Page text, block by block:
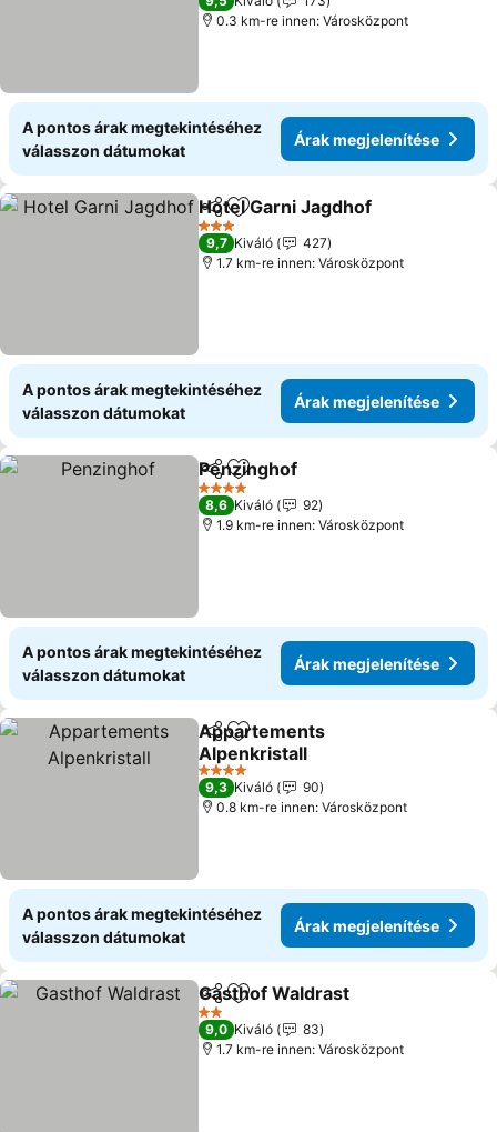
0.3 km-re innen: Városközpont
A pontos árak megtekintéséhez
válasszon dátumokat
Árak megjelenítése
Megosztás
Hozzáadás a kedvencekhez
Hotel Garni Jagdhof
3 Kategória
9,7 Kiváló
427
1.7 km-re innen: Városközpont
A pontos árak megtekintéséhez
válasszon dátumokat
Árak megjelenítése
Megosztás
Hozzáadás a kedvencekhez
Penzinghof
4 Kategória
8,6 Kiváló
92
1.9 km-re innen: Városközpont
A pontos árak megtekintéséhez
válasszon dátumokat
Árak megjelenítése
Megosztás
Hozzáadás a kedvencekhez
Appartements
Alpenkristall
4 Kategória
9,3 Kiváló
90
0.8 km-re innen: Városközpont
A pontos árak megtekintéséhez
válasszon dátumokat
Árak megjelenítése
Megosztás
Hozzáadás a kedvencekhez
Gasthof Waldrast
2 Kategória
9,0 Kiváló
83
1.7 km-re innen: Városközpont